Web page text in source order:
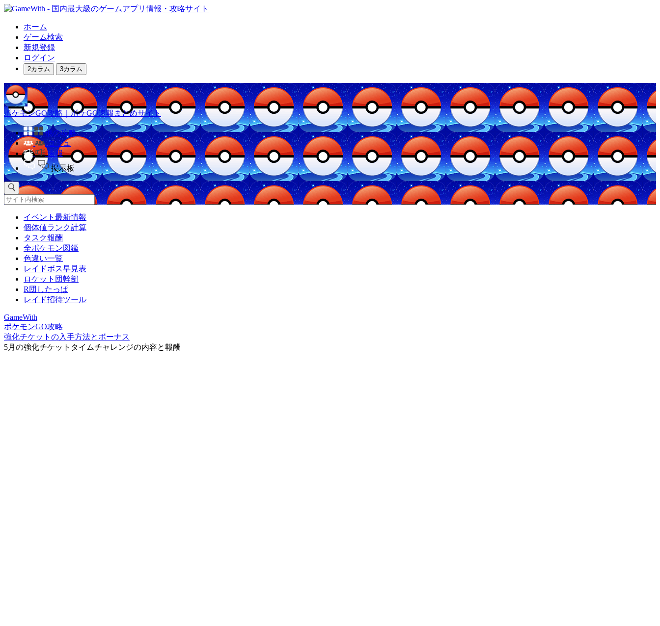
ホーム
ゲーム検索
新規登録
ログイン
2カラム 3カラム
ポケモンGO攻略｜ポケGO速報まとめサイト
他の攻略
コミュ
速報
掲示板
イベント最新情報
個体値ランク計算
タスク報酬
全ポケモン図鑑
色違い一覧
レイドボス早見表
ロケット団幹部
R団したっぱ
レイド招待ツール
GameWith
ポケモンGO攻略
強化チケットの入手方法とボーナス
5月の強化チケットタイムチャレンジの内容と報酬